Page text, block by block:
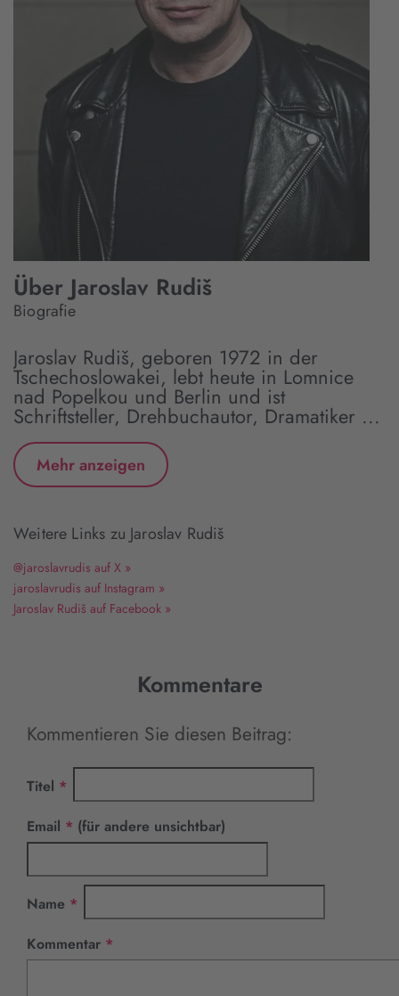
Über Jaroslav Rudiš
Biografie
Jaroslav Rudiš, geboren 1972 in der
Tschechoslowakei, lebt heute in Lomnice
nad Popelkou und Berlin und ist
Schriftsteller, Drehbuchautor, Dramatiker ...
Mehr anzeigen
Weitere Links zu Jaroslav Rudiš
@jaroslavrudis auf X »
jaroslavrudis auf Instagram »
Jaroslav Rudiš auf Facebook »
Kommentare
Kommentieren Sie diesen Beitrag:
Titel *
Email * Pflichtfeld
(für andere unsichtbar)
Name *
Kommentar *